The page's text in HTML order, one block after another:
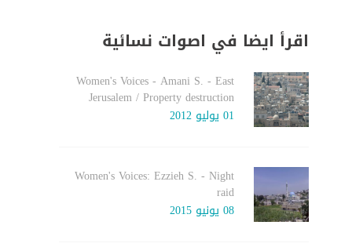
اقرأ ايضا في اصوات نسائية
Women's Voices - Amani S. - East
Jerusalem / Property destruction
01 يوليو 2012
Women's Voices: Ezzieh S. - Night
raid
08 يونيو 2015